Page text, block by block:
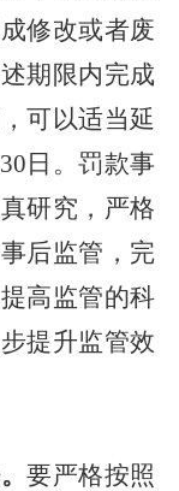
修改或者废
期限内完成
可以适当延
日。罚款事
研究，严格
后监管，完
高监管的科
提升监管效
要严格按照